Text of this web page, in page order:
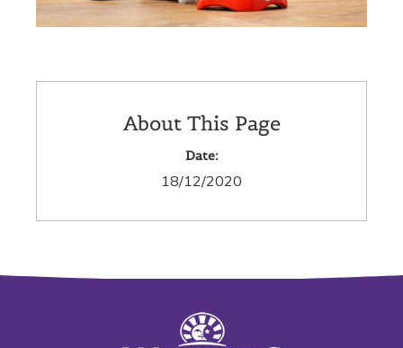
About This Page
Date:
18/12/2020